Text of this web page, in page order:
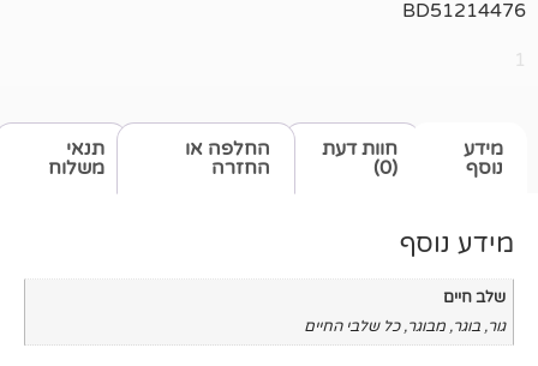
תנאי
משלוח
חוות דעת
החלפה או
החזרה
כל שלבי החיים